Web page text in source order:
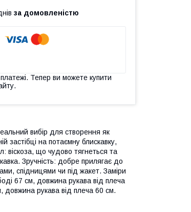
за домовленістю
платежі. Тепер ви можете купити
вибір для створення як
застібці на потаємну блискавку,
віскоза, що чудово тягнеться та
Зручність: добре прилягає до
спідницями чи під жакет. Заміри
67 см, довжина рукава від плеча
довжина рукава від плеча 60 см.